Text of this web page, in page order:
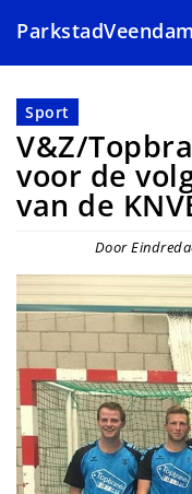
en
naar
de
inhoud
gaan
Sport
V&Z/
voor de
van de
Door